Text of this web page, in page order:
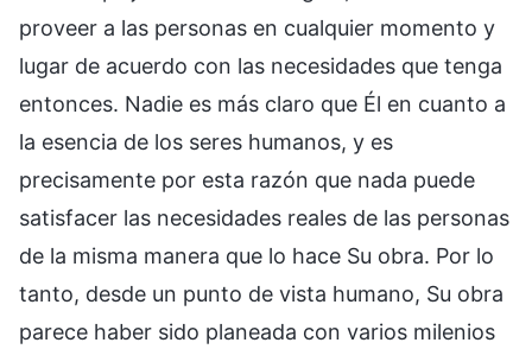
proveer a las personas en cualquier momento y
lugar de acuerdo con las necesidades que tenga
entonces. Nadie es más claro que Él en cuanto a
la esencia de los seres humanos, y es
precisamente por esta razón que nada puede
satisfacer las necesidades reales de las personas
de la misma manera que lo hace Su obra. Por lo
tanto, desde un punto de vista humano, Su obra
parece haber sido planeada con varios milenios